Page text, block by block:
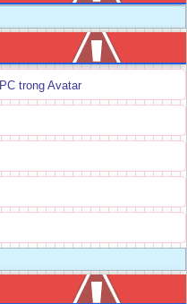
trong Avatar